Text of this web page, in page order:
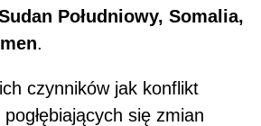
Południowy, Somalia,
.
czynników jak konflikt
się zmian